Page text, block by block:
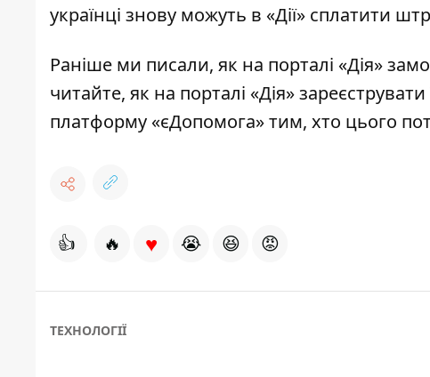
українці знову можуть в «Дії» сплатити
Раніше ми писали, як на порталі «Дія»
читайте, як на порталі «Дія»
платформу «єДопомога» тим, хто цього
👍 🔥 ♥ 😭 😆 😡
ТЕХНОЛОГІЇ